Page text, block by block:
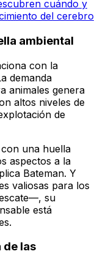
cuándo y
del cerebro
ambiental
con la
demanda
animales genera
altos niveles de
de
una huella
aspectos a la
Bateman. Y
valiosas para los
su
está
de las